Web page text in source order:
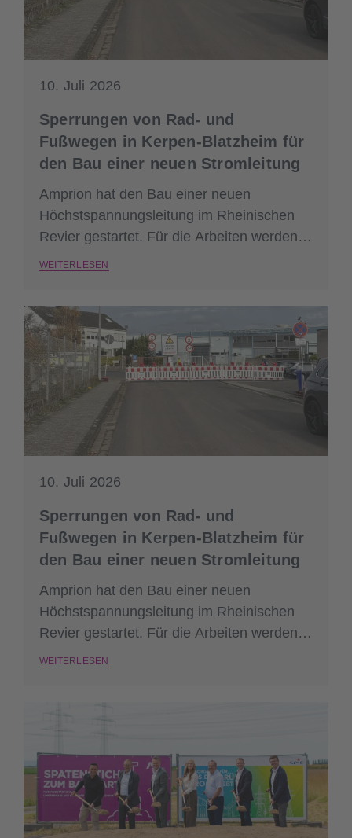
10. Juli 2026
Sperrungen von Rad- und
Fußwegen in Kerpen-Blatzheim für
den Bau einer neuen Stromleitung
Amprion hat den Bau einer neuen
Höchstspannungsleitung im Rheinischen
Revier gestartet. Für die Arbeiten werden
einzelne Rad- und Fußwege in Kerpen-
WEITERLESEN
10. Juli 2026
Sperrungen von Rad- und
Fußwegen in Kerpen-Blatzheim für
den Bau einer neuen Stromleitung
Amprion hat den Bau einer neuen
Höchstspannungsleitung im Rheinischen
Revier gestartet. Für die Arbeiten werden
einzelne Rad- und Fußwege in Kerpen-
WEITERLESEN